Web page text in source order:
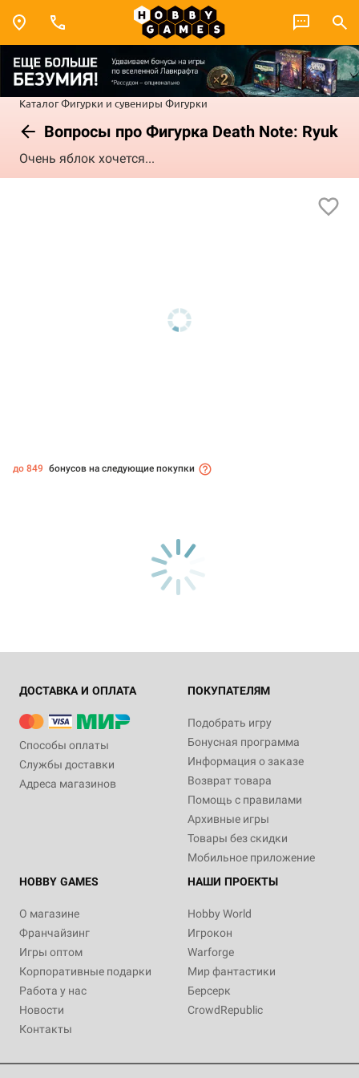
КаталогФигурки и сувениры Фигурки
Вопросы про Фигурка Death Note: Ryuk
Очень яблок хочется...
до 849 бонусов на следующие покупки
ДОСТАВКА И ОПЛАТА
Способы оплаты
Службы доставки
Адреса магазинов
ПОКУПАТЕЛЯМ
Подобрать игру
Бонусная программа
Информация о заказе
Возврат товара
Помощь с правилами
Архивные игры
Товары без скидки
Мобильное приложение
HOBBY GAMES
О магазине
Франчайзинг
Игры оптом
Корпоративные подарки
Работа у нас
Новости
Контакты
НАШИ ПРОЕКТЫ
Hobby World
Игрокон
Warforge
Мир фантастики
Берсерк
CrowdRepublic